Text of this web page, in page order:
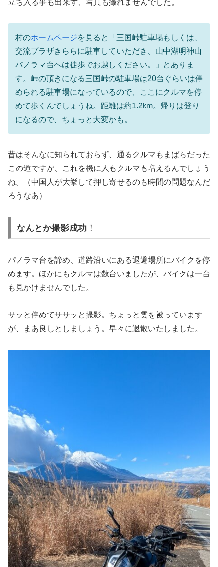
立ち入る事も出来ず、写真も撮れませんでした。
村のホームページを見ると「三国峠駐車場もしくは、
交流プラザきららに駐車していただき、山中湖明神山
パノラマ台へは徒歩でお越しください。」とありま
す。峠の頂きになる三国峠の駐車場は20台ぐらいは停
められる駐車場になっているので、ここにクルマを停
めて歩くんでしょうね。距離は約1.2km。帰りは登り
になるので、ちょっと大変かも。
昔はそんなに知られておらず、通るクルマもまばらだった
この道ですが、これを機に人もクルマも増えるんでしょう
ね。（中国人が大挙して押し寄せるのも時間の問題なんだ
ろうなあ）
なんとか撮影成功！
パノラマ台を諦め、道路沿いにある退避場所にバイクを停
めます。ほかにもクルマは数台いましたが、バイクは一台
も見かけませんでした。
サッと停めてササッと撮影。ちょっと雲を被っています
が、まあ良しとしましょう。早々に退散いたしました。